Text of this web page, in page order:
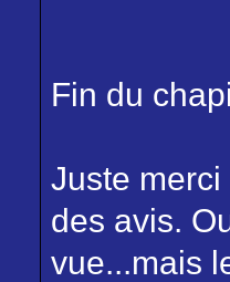
Fin du
Juste
des avis.
vue...mais